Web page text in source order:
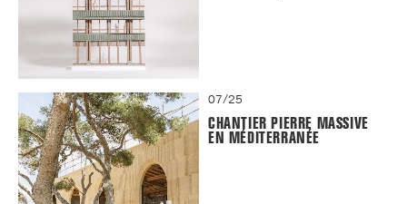
07/25
CHANTIER PIERRE MASSIVE
EN MÉDITERRANÉE